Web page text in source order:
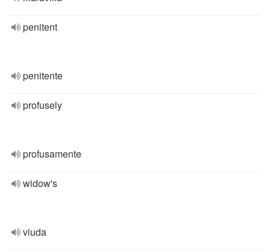
penitent
penitente
profusely
profusamente
widow's
viuda